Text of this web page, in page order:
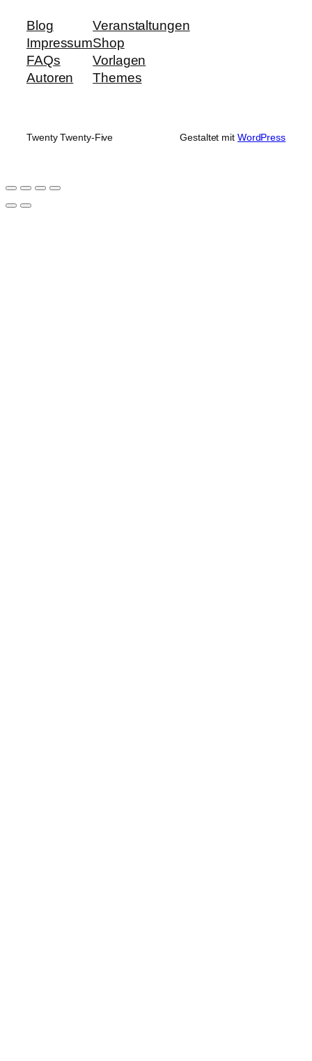
Blog
Impressum
FAQs
Autoren
Veranstaltungen
Shop
Vorlagen
Themes
Twenty Twenty-Five Gestaltet mit WordPress